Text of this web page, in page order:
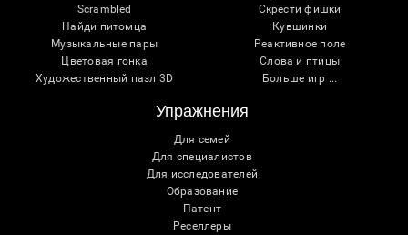
Scrambled
Найди питомца
Музыкальные пары
Цветовая гонка
Художественный пазл 3D
Скрести фишки
Кувшинки
Реактивное поле
Слова и птицы
Больше игр ...
Упражнения
Для семей
Для специалистов
Для исследователей
Образование
Патент
Реселлеры